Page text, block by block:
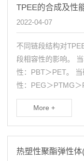
TPEE的合成及性
2022-04-07
不同链段结构对
段相容性的影响。
性：PBT＞PET。
性：PEG＞PTMG
More +
热塑性聚酯弹性